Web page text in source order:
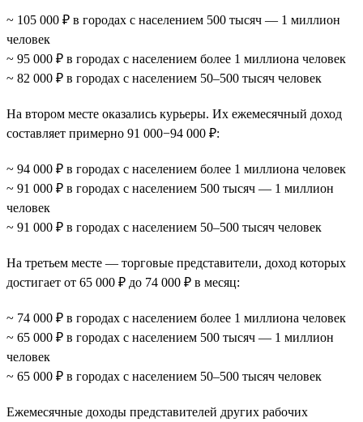
~ 105 000 ₽ в городах с населением 500 тысяч — 1 миллион
человек
~ 95 000 ₽ в городах с населением более 1 миллиона человек
~ 82 000 ₽ в городах с населением 50–500 тысяч человек
На втором месте оказались курьеры. Их ежемесячный доход
составляет примерно 91 000−94 000 ₽:
~ 94 000 ₽ в городах с населением более 1 миллиона человек
~ 91 000 ₽ в городах с населением 500 тысяч — 1 миллион
человек
~ 91 000 ₽ в городах с населением 50–500 тысяч человек
На третьем месте — торговые представители, доход которых
достигает от 65 000 ₽ до 74 000 ₽ в месяц:
~ 74 000 ₽ в городах с населением более 1 миллиона человек
~ 65 000 ₽ в городах с населением 500 тысяч — 1 миллион
человек
~ 65 000 ₽ в городах с населением 50–500 тысяч человек
Ежемесячные доходы представителей других рабочих